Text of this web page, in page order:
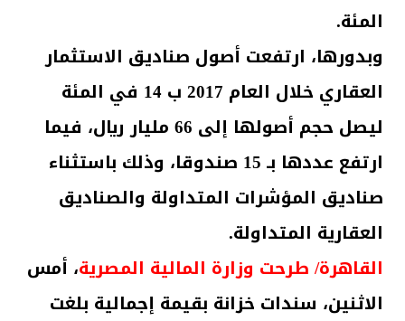
المئة.
وبدورها، ارتفعت أصول صناديق الاستثمار
العقاري خلال العام 2017 ب 14 في المئة
ليصل حجم أصولها إلى 66 مليار ريال، فيما
ارتفع عددها بـ 15 صندوقا، وذلك باستثناء
صناديق المؤشرات المتداولة والصناديق
العقارية المتداولة.
القاهرة/ طرحت وزارة المالية المصرية، أمس
الاثنين، سندات خزانة بقيمة إجمالية بلغت